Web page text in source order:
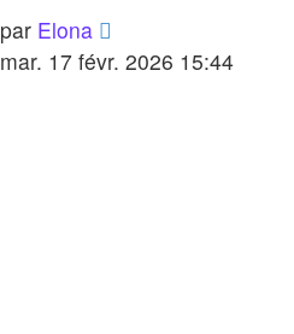
par Elona
mar. 17 févr. 2026 15:44